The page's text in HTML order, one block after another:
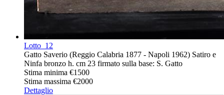
Lotto 12
Gatto Saverio (Reggio Calabria 1877 - Napoli 1962) Satiro e
Ninfa bronzo h. cm 23 firmato sulla base: S. Gatto
Stima minima €1500
Stima massima €2000
Dettaglio